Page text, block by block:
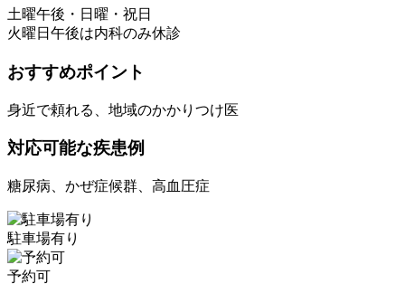
土曜午後・日曜・祝日
火曜日午後は内科のみ休診
おすすめポイント
身近で頼れる、地域のかかりつけ医
対応可能な疾患例
糖尿病、かぜ症候群、高血圧症
駐車場有り
予約可